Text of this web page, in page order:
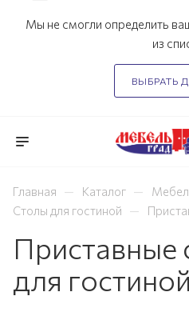
Мы не смогли определить
из
ВЫБРАТЬ
Главная — Каталог —
Столы для гостиной —
Приставные
для